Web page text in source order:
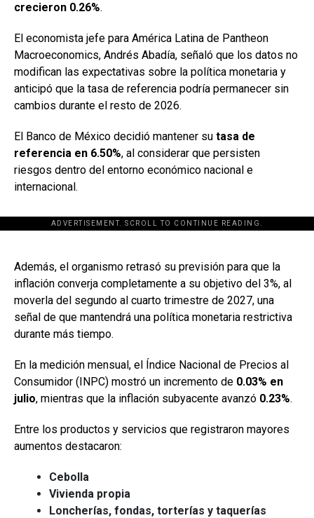
crecieron 0.26%.
El economista jefe para América Latina de Pantheon
Macroeconomics, Andrés Abadía, señaló que los datos no
modifican las expectativas sobre la política monetaria y
anticipó que la tasa de referencia podría permanecer sin
cambios durante el resto de 2026.
El Banco de México decidió mantener su tasa de
referencia en 6.50%, al considerar que persisten
riesgos dentro del entorno económico nacional e
internacional.
ADVERTISEMENT. SCROLL TO CONTINUE READING.
[adsforwp id="243463"]
Además, el organismo retrasó su previsión para que la
inflación converja completamente a su objetivo del 3%, al
moverla del segundo al cuarto trimestre de 2027, una
señal de que mantendrá una política monetaria restrictiva
durante más tiempo.
En la medición mensual, el Índice Nacional de Precios al
Consumidor (INPC) mostró un incremento de 0.03% en
julio, mientras que la inflación subyacente avanzó 0.23%.
Entre los productos y servicios que registraron mayores
aumentos destacaron:
Cebolla
Vivienda propia
Loncherías, fondas, torterías y taquerías